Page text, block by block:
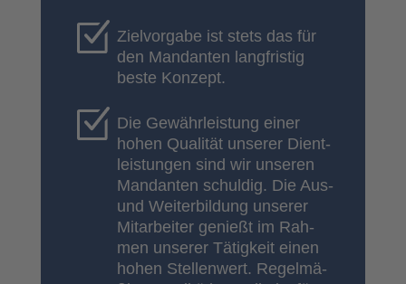
Ziel­vor­ga­be ist stets das für
den Man­dan­ten lang­fris­tig
bes­te Kon­zept.
Die Gewähr­leis­tung einer
hohen Qua­li­tät unse­rer Dient­
leis­tun­gen sind wir unse­ren
Man­dan­ten schul­dig. Die Aus-
und Wei­ter­bil­dung unse­rer
Mit­ar­bei­ter genießt im Rah­
men unse­rer Tätig­keit einen
hohen Stel­len­wert. Regel­mä­